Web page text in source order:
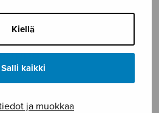
Kiellä
Salli kaikki
ja muokkaa